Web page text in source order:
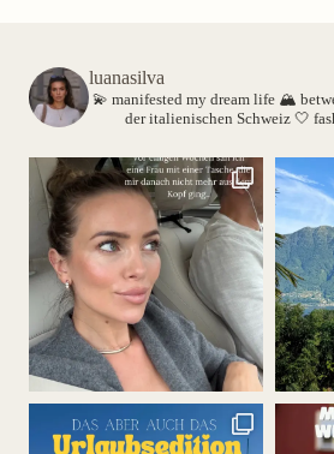
luanasilva
💫 manifested my dream life 🏔️
der italienischen Schweiz 🤍